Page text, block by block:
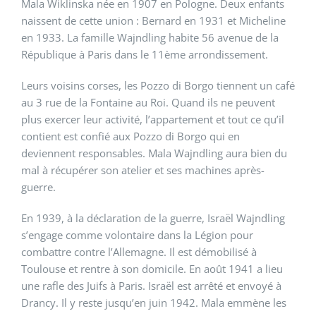
Mala Wiklinska née en 1907 en Pologne. Deux enfants
naissent de cette union : Bernard en 1931 et Micheline
en 1933. La famille Wajndling habite 56 avenue de la
République à Paris dans le 11ème arrondissement.
Leurs voisins corses, les Pozzo di Borgo tiennent un café
au 3 rue de la Fontaine au Roi. Quand ils ne peuvent
plus exercer leur activité, l’appartement et tout ce qu’il
contient est confié aux Pozzo di Borgo qui en
deviennent responsables. Mala Wajndling aura bien du
mal à récupérer son atelier et ses machines après-
guerre.
En 1939, à la déclaration de la guerre, Israël Wajndling
s’engage comme volontaire dans la Légion pour
combattre contre l’Allemagne. Il est démobilisé à
Toulouse et rentre à son domicile. En août 1941 a lieu
une rafle des Juifs à Paris. Israël est arrêté et envoyé à
Drancy. Il y reste jusqu’en juin 1942. Mala emmène les